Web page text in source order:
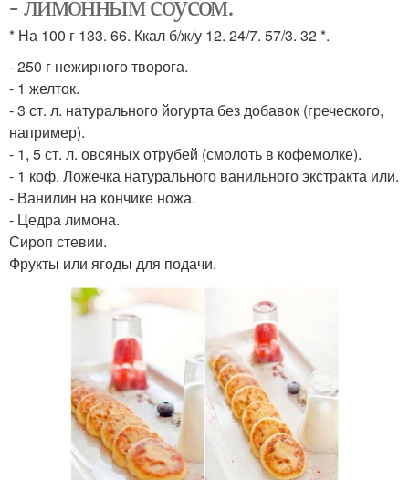
* На 100 г 133. 66. Ккал б/ж/у 12. 24/7. 57/3. 32 *.
- 250 г нежирного творога.
- 1 желток.
- 3 ст. л. натурального йогурта без добавок (греческого,
например).
- 1, 5 ст. л. овсяных отрубей (смолоть в кофемолке).
- 1 коф. Ложечка натурального ванильного экстракта или.
- Ванилин на кончике ножа.
- Цедра лимона.
Сироп стевии.
Фрукты или ягоды для подачи.